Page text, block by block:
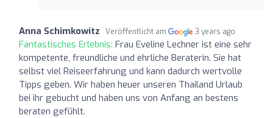
Anna Schimkowitz Veröffentlicht am 3 years ago
Fantastisches Erlebnis: Frau Eveline Lechner ist eine sehr
kompetente, freundliche und ehrliche Beraterin. Sie hat
selbst viel Reiseerfahrung und kann dadurch wertvolle
Tipps geben. Wir haben heuer unseren Thailand Urlaub
bei ihr gebucht und haben uns von Anfang an bestens
beraten gefühlt.